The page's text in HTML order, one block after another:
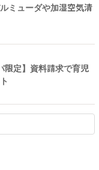
ミューダや加湿空気清
限定】資料請求で育児